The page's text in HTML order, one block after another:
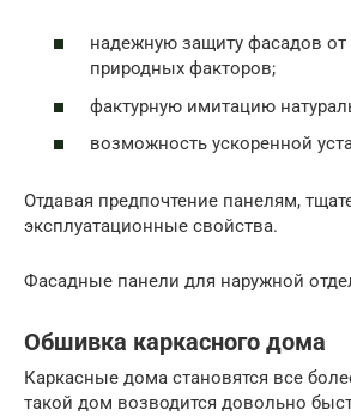
надежную защиту фасадов от
природных факторов;
фактурную имитацию
возможность ускоренной
Отдавая предпочтение панелям,
эксплуатационные свойства.
Фасадные панели для наружной
Обшивка каркасного дома
Каркасные дома становятся все
такой дом возводится довольно